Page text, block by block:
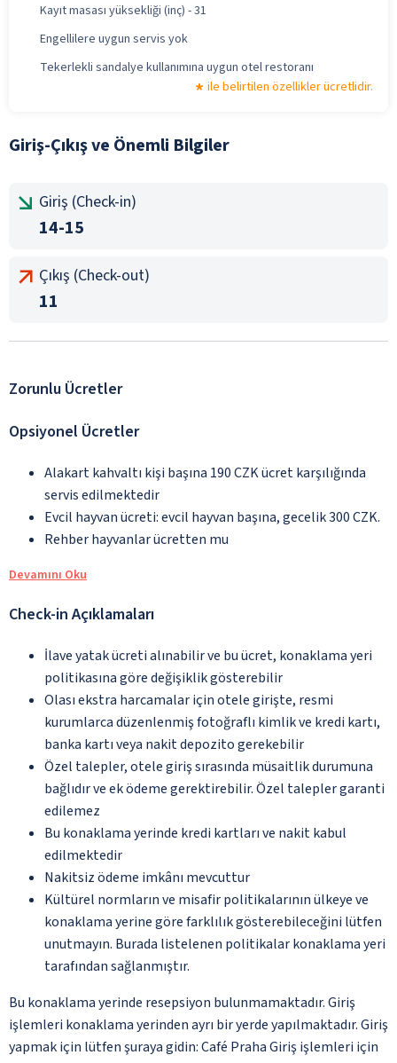
Kayıt masası yüksekliği (inç) - 31
Engellilere uygun servis yok
Tekerlekli sandalye kullanımına uygun otel restoranı
ile belirtilen özellikler ücretlidir.
Giriş-Çıkış ve Önemli Bilgiler
Giriş (Check-in)
14-15
Çıkış (Check-out)
11
Zorunlu Ücretler
Opsiyonel Ücretler
Alakart kahvaltı kişi başına 190 CZK ücret karşılığında
servis edilmektedir
Evcil hayvan ücreti: evcil hayvan başına, gecelik 300 CZK.
Rehber hayvanlar ücretten mu
Devamını Oku
Check-in Açıklamaları
İlave yatak ücreti alınabilir ve bu ücret, konaklama yeri
politikasına göre değişiklik gösterebilir
Olası ekstra harcamalar için otele girişte, resmi
kurumlarca düzenlenmiş fotoğraflı kimlik ve kredi kartı,
banka kartı veya nakit depozito gerekebilir
Özel talepler, otele giriş sırasında müsaitlik durumuna
bağlıdır ve ek ödeme gerektirebilir. Özel talepler garanti
edilemez
Bu konaklama yerinde kredi kartları ve nakit kabul
edilmektedir
Nakitsiz ödeme imkânı mevcuttur
Kültürel normların ve misafir politikalarının ülkeye ve
konaklama yerine göre farklılık gösterebileceğini lütfen
unutmayın. Burada listelenen politikalar konaklama yeri
tarafından sağlanmıştır.
Bu konaklama yerinde resepsiyon bulunmamaktadır. Giriş
işlemleri konaklama yerinden ayrı bir yerde yapılmaktadır. Giriş
yapmak için lütfen şuraya gidin: Café Praha Giriş işlemleri için